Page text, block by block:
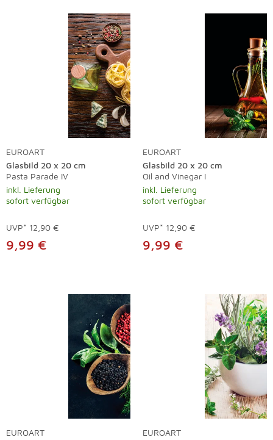
EUROART
Glasbild 20 x 20 cm
Pasta Parade IV
inkl. Lieferung
sofort verfügbar
UVP* 12,90 €
9,99 €
EUROART
Glasbild 20 x 20 cm
Oil and Vinegar I
inkl. Lieferung
sofort verfügbar
UVP* 12,90 €
9,99 €
EUROART
EUROART